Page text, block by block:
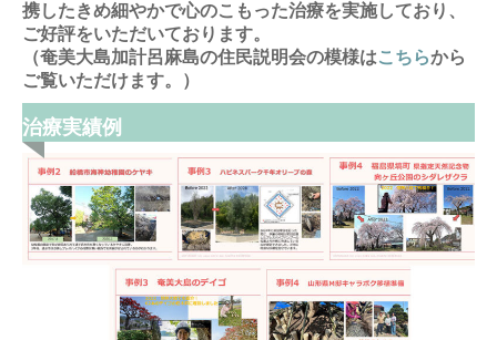
携したきめ細やかで心のこもった治療を実施しており、
ご好評をいただいております。
（奄美大島加計呂麻島の住民説明会の模様はこちらから
ご覧いただけます。）
治療実績例